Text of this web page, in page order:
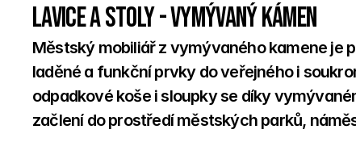
Lavice a stoly - Vymývaný kámen
Městský mobiliář z vymývaného kamene je
laděné a funkční prvky do veřejného i
odpadkové koše i sloupky se díky
začlení do prostředí městských parků,